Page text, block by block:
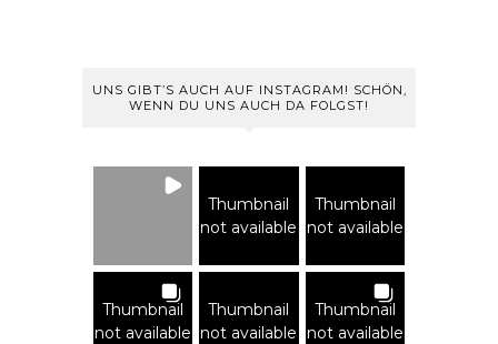
UNS GIBT’S AUCH AUF INSTAGRAM! SCHÖN,
WENN DU UNS AUCH DA FOLGST!
Thumbnail
not available
Thumbnail
not available
Thumbnail
not available
Thumbnail
not available
Thumbnail
not available